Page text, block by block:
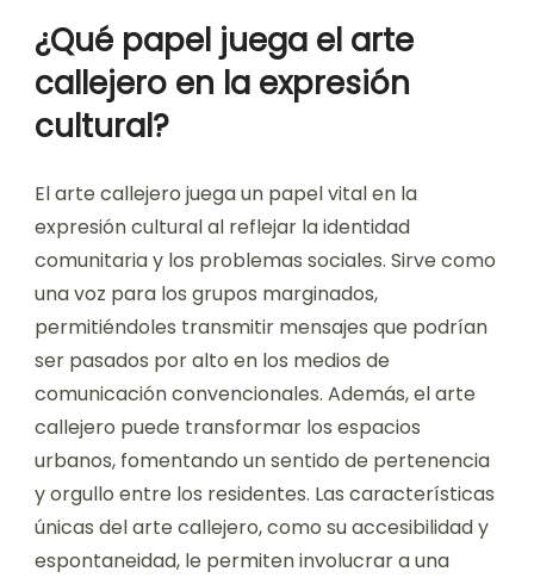
¿Qué papel juega el arte
callejero en la expresión
cultural?
El arte callejero juega un papel vital en la
expresión cultural al reflejar la identidad
comunitaria y los problemas sociales. Sirve como
una voz para los grupos marginados,
permitiéndoles transmitir mensajes que podrían
ser pasados por alto en los medios de
comunicación convencionales. Además, el arte
callejero puede transformar los espacios
urbanos, fomentando un sentido de pertenencia
y orgullo entre los residentes. Las características
únicas del arte callejero, como su accesibilidad y
espontaneidad, le permiten involucrar a una